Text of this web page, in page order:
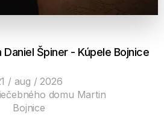
Daniel Špiner - Kúpele Bojnice
/ aug / 2026
domu Martin
Bojnice